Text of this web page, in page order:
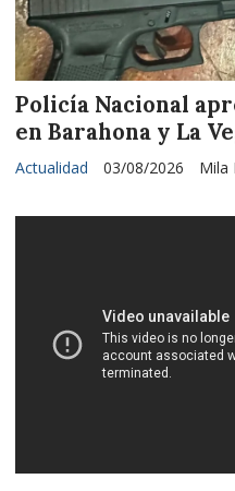
Policía Nacional
en Barahona y La
Mila
Actualidad 03/08/2026